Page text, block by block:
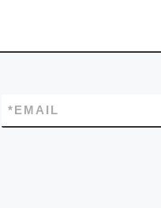
EMAIL
*